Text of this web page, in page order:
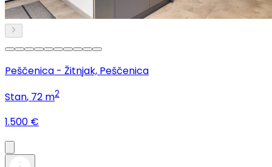
Peščenica - Žitnjak, Peščenica
Stan, 72 m2
1.500 €